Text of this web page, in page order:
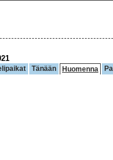
Tänään Huomenna